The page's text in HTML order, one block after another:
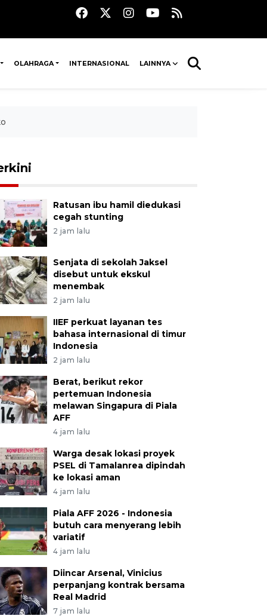
OLAHRAGA INTERNASIONAL LAINNYA
Ratusan ibu hamil diedukasi
cegah stunting
2 jam lalu
Senjata di sekolah Jaksel
disebut untuk ekskul
menembak
2 jam lalu
IIEF perkuat layanan tes
bahasa internasional di timur
Indonesia
2 jam lalu
Berat, berikut rekor
pertemuan Indonesia
melawan Singapura di Piala
AFF
4 jam lalu
Warga desak lokasi proyek
PSEL di Tamalanrea dipindah
ke lokasi aman
4 jam lalu
Piala AFF 2026 - Indonesia
butuh cara menyerang lebih
variatif
4 jam lalu
Diincar Arsenal, Vinicius
perpanjang kontrak bersama
Real Madrid
7 jam lalu